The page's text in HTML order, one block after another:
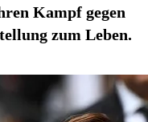
Kampf gegen
zum Leben.